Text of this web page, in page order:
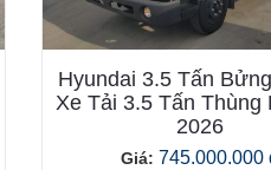
Hyundai 3.5 Tấn
Xe Tải 3.5 Tấn Thùng
2026
Giá: 745.000.000